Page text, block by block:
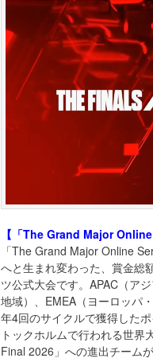
【「The Grand Major
「The Grand Major Online
へと生まれ変わった、賞金総
ツ公式大会です。APAC（ア
地域）、EMEA（ヨーロッパ
年4回のサイクルで獲得した
トックホルムで行われる世
Final 2026」への進出チーム